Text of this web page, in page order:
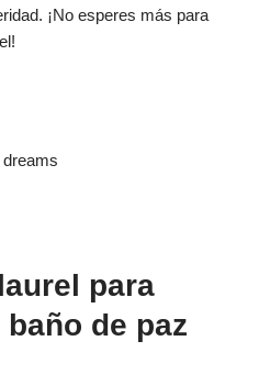
¡No esperes más para
para
de paz